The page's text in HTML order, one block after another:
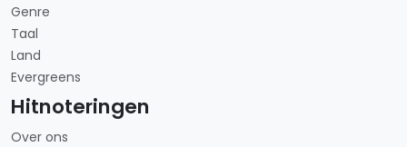
Genre
Taal
Land
Evergreens
Hitnoteringen
Over ons